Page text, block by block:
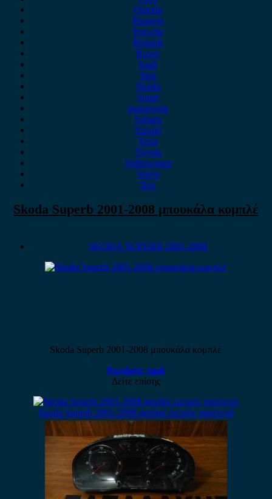
Omoda
Peugeot
Porsche
Renault
Rover
Saab
Seat
Skoda
Smart
ssangyong
Subaru
Suzuki
Tesla
Toyota
Volkswagen
Volvo
Xev
Skoda Superb 2001-2008 μπουκάλα κομπλέ
SKODA SUPERB 2001-2008
Skoda Superb 2001-2008 μπουκάλα κομπλέ
Ρωτήστε τιμή
Δείτε επίσης
Skoda Superb 2001-2008 φανάρι εμπρός αριστερό